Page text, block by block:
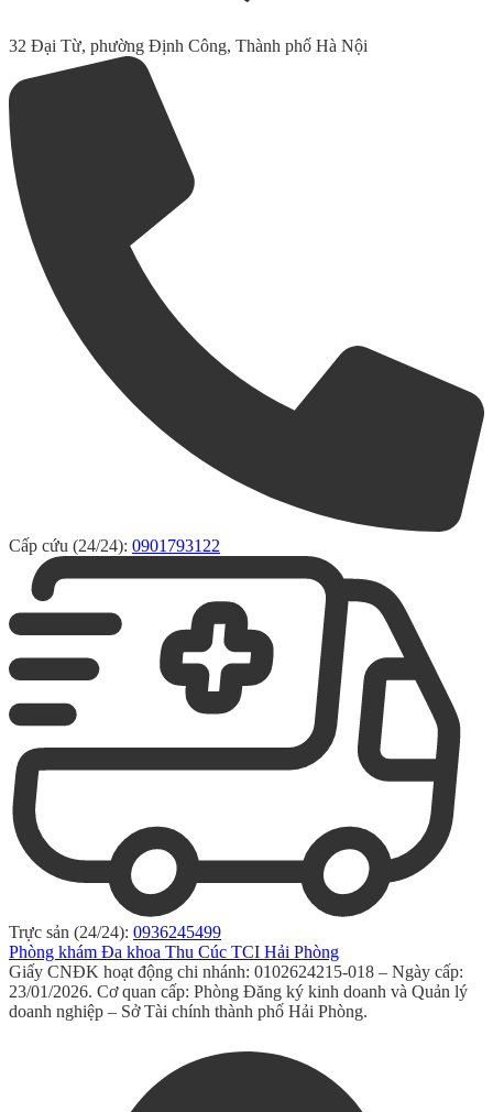
32 Đại Từ, phường Định Công, Thành phố Hà Nội
Cấp cứu (24/24): 0901793122
Trực sản (24/24): 0936245499
Phòng khám Đa khoa Thu Cúc TCI Hải Phòng
Giấy CNĐK hoạt động chi nhánh: 0102624215-018 – Ngày cấp:
23/01/2026. Cơ quan cấp: Phòng Đăng ký kinh doanh và Quản lý
doanh nghiệp – Sở Tài chính thành phố Hải Phòng.